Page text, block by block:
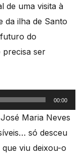
de uma visita à
da ilha de Santo
do
precisa ser
00:00
Maria Neves
só desceu
viu deixou-o